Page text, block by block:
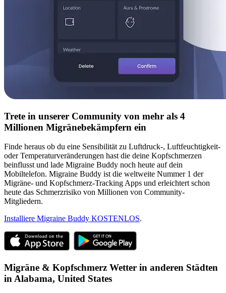
Trete in unserer Community von mehr als 4
Millionen Migränebekämpfern ein
Finde heraus ob du eine Sensibilität zu Luftdruck-, Luftfeuchtigkeit-
oder Temperaturveränderungen hast die deine Kopfschmerzen
beinflusst und lade Migraine Buddy noch heute auf dein
Mobiltelefon. Migraine Buddy ist die weltweite Nummer 1 der
Migräne- und Kopfschmerz-Tracking Apps und erleichtert schon
heute das Schmerzrisiko von Millionen von Community-
Mitgliedern.
Installiere Migraine Buddy KOSTENLOS.
Migräne & Kopfschmerz Wetter in anderen Städten
in Alabama, United States